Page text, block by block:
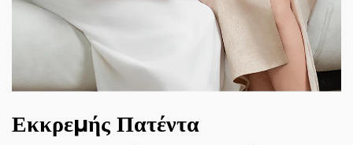
Εκκρεμής Πατέντα